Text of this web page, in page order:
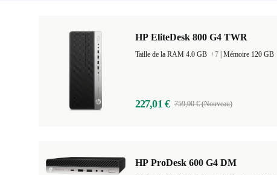
HP EliteDesk 800 G4 TWR
Taille de la RAM 4.0 GB +7 Mémoire 120 GB
227,01 € 759,00 € (Nouveau)
HP ProDesk 600 G4 DM